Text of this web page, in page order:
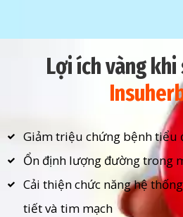
Lợi ích vàng
Giảm triệu chứng bệnh tiểu
Ổn định lượng đường trong
Cải thiện chức năng hệ
tiết và tim mạch